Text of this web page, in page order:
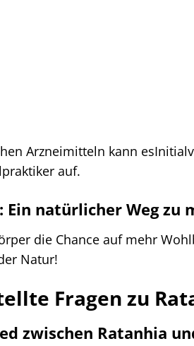
Arzneimitteln kann
auf.
Ein natürlicher Weg zu
die Chance auf mehr
Natur!
Fragen zu
zwischen Ratanhia